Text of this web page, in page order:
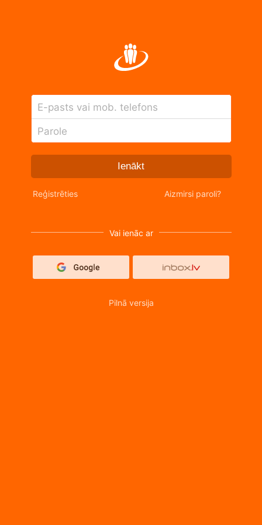
E-pasts vai mob. telefons
Parole
Ienākt
Reģistrēties Aizmirsi paroli?
Vai ienāc ar
Pilnā versija